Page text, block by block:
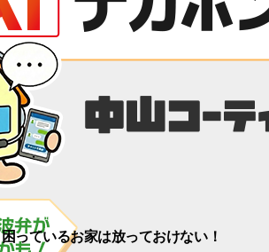
困っているお家は放っておけない！